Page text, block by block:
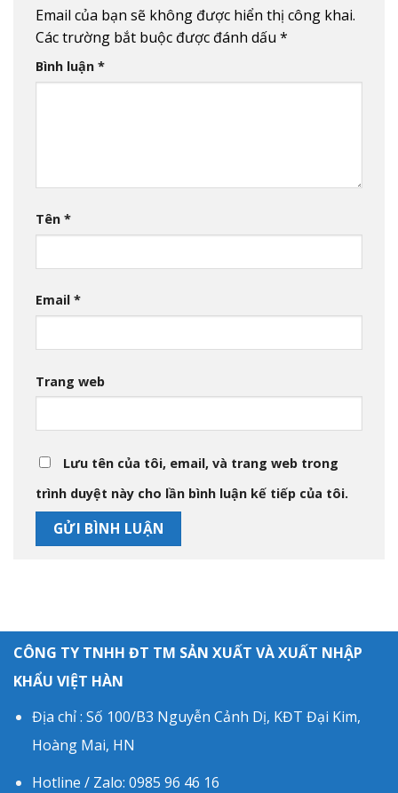
Email của bạn sẽ không được hiển thị công khai.
Các trường bắt buộc được đánh dấu *
Bình luận *
Tên *
Email *
Trang web
Lưu tên của tôi, email, và trang web trong
trình duyệt này cho lần bình luận kế tiếp của tôi.
CÔNG TY TNHH ĐT TM SẢN XUẤT VÀ XUẤT NHẬP
KHẨU VIỆT HÀN
Địa chỉ : Số 100/B3 Nguyễn Cảnh Dị, KĐT Đại Kim,
Hoàng Mai, HN
Hotline / Zalo: 0985 96 46 16